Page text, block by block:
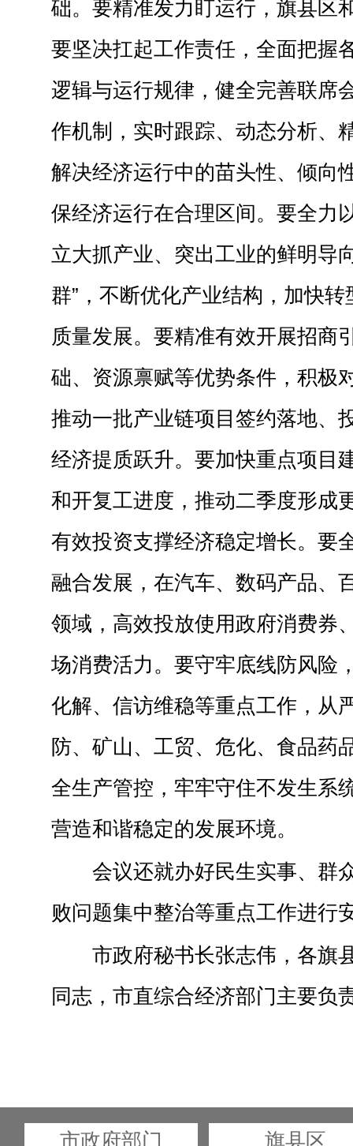
础。要精准发力盯运行，旗县区
要坚决扛起工作责任，全面把握
逻辑与运行规律，健全完善联席
作机制，实时跟踪、动态分析、
解决经济运行中的苗头性、倾向
保经济运行在合理区间。要全力
立大抓产业、突出工业的鲜明导
群”，不断优化产业结构，加快
质量发展。要精准有效开展招商
础、资源禀赋等优势条件，积极
推动一批产业链项目签约落地、
经济提质跃升。要加快重点项目
和开复工进度，推动二季度形成
有效投资支撑经济稳定增长。要
融合发展，在汽车、数码产品、
领域，高效投放使用政府消费券
场消费活力。要守牢底线防风险
化解、信访维稳等重点工作，从
防、矿山、工贸、危化、食品药
全生产管控，牢牢守住不发生系
营造和谐稳定的发展环境。
会议还就办好民生实事、群
败问题集中整治等重点工作进行
市政府秘书长张志伟，各旗
同志，市直综合经济部门主要负
市政府部门 旗县区